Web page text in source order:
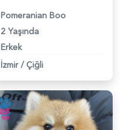
Pomeranian Boo
2 Yaşında
Erkek
İzmir / Çiğli